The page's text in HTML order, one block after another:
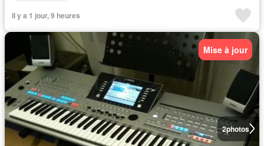
Il y a 1 jour, 9 heures
2photos
Mise à jour